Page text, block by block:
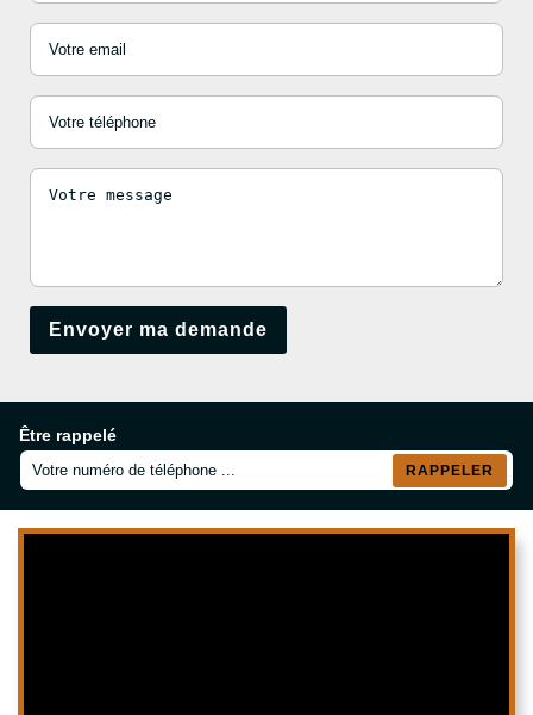
Être rappelé